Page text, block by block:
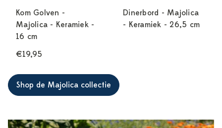
Kom Golven -
Majolica - Keramiek -
16 cm
€19,95
Dinerbord - Majolica
- Keramiek - 26,5 cm
Shop de Majolica collectie